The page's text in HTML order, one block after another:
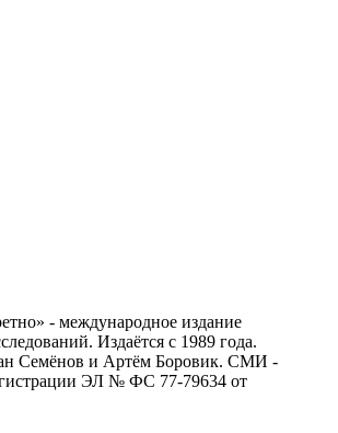
- международное издание
Издаётся с 1989 года.
Семёнов и Артём Боровик. CМИ -
ЭЛ № ФС 77-79634 от